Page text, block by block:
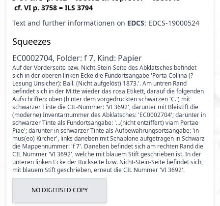
cf. VI p. 3758 = ILS 3794
Text and further informationen on EDCS: EDCS-19000524
Squeezes
EC0002704, Folder: f 7, Kind: Papier
Auf der Vorderseite bzw. Nicht-Stein-Seite des Abklatsches befindet
sich in der oberen linken Ecke die Fundortsangabe 'Porta Collina (?
Lesung Unsicher): Ball. (Nicht aufgelöst) 1873.'. Am untren Rand
befindet sich in der Mitte wieder das rosa Etikett, darauf die folgenden
Aufschriften: oben (hinter dem vorgedruckten schwarzen 'C.') mit
schwarzer Tinte die CIL-Nummer: 'VI 3692', darunter mit Bleistift die
(moderne) Inventarnummer des Abklatsches: 'EC0002704'; darunter in
schwarzer Tinte als Fundortsangabe: '...(nicht entziffert) viam Portae
Piae'; darunter in schwarzer Tinte als Aufbewahrungsortsangabe: 'in
mus(eo) Kircher', links daneben mit Schablone aufgetragen in Schwarz
die Mappennummer: 'f 7'. Daneben befindet sich am rechten Rand die
CIL Nummer 'VI 3692', welche mit blauem Stift geschrieben ist. In der
unteren linken Ecke der Rückseite bzw. Nicht-Stein-Seite befindet sich,
mit blauem Stift geschrieben, erneut die CIL Nummer 'VI 3692'.
NO DIGITISED COPY